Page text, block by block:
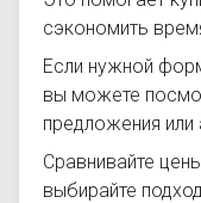
сэкономить
Если нужной
вы можете
предложения или
Сравнивайте
выбирайте